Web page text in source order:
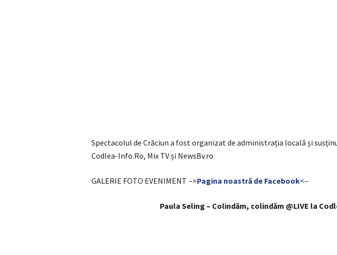
Spectacolul de Crăciun a fost organizat de administrația locală și
Codlea-Info.Ro, Mix TV și NewsBv.ro
GALERIE FOTO EVENIMENT –>Pagina noastră de Facebook<–
Paula Seling – Colindăm, colindăm @LIVE la